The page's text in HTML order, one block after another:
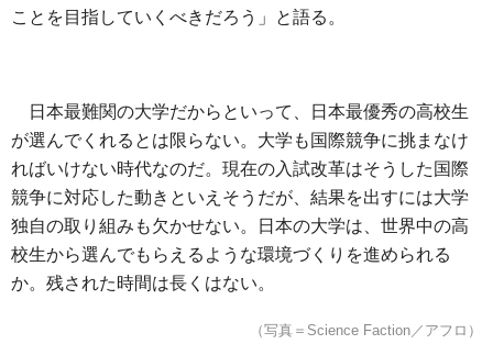
ことを目指していくべきだろう」と語る。
日本最難関の大学だからといって、日本最優秀の高校生
が選んでくれるとは限らない。大学も国際競争に挑まなけ
ればいけない時代なのだ。現在の入試改革はそうした国際
競争に対応した動きといえそうだが、結果を出すには大学
独自の取り組みも欠かせない。日本の大学は、世界中の高
校生から選んでもらえるような環境づくりを進められる
か。残された時間は長くはない。
（写真＝Science Faction／アフロ）